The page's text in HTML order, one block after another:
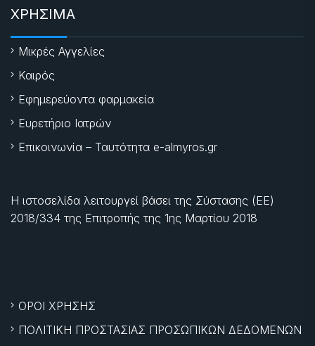
ΧΡΗΣΙΜΑ
Μικρές Αγγελίες
Καιρός
Εφημερεύοντα φαρμακεία
Ευρετήριο Ιατρών
Επικοινωνία – Ταυτότητα e-almyros.gr
Η ιστοσελίδα λειτουργεί βάσει της Σύστασης (ΕΕ)
2018/334 της Επιτροπής της 1ης Μαρτίου 2018
ΟΡΟΙ ΧΡΗΣΗΣ
ΠΟΛΙΤΙΚΗ ΠΡΟΣΤΑΣΙΑΣ ΠΡΟΣΩΠΙΚΩΝ ΔΕΔΟΜΕΝΩΝ